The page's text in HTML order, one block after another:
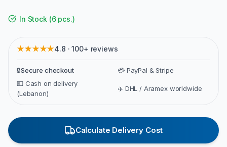
In Stock(6 pcs.)
★★★★★4.8 · 100+ reviews
🔒Secure checkout
💳 PayPal & Stripe
💵 Cash on delivery
(Lebanon)
✈️ DHL / Aramex worldwide
Calculate Delivery Cost